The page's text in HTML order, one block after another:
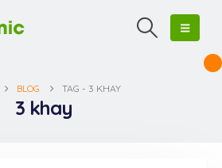
BLOG TAG - 3 KHAY
3 khay